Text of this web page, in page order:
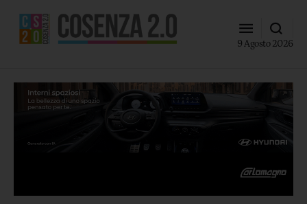
9 Agosto 2026